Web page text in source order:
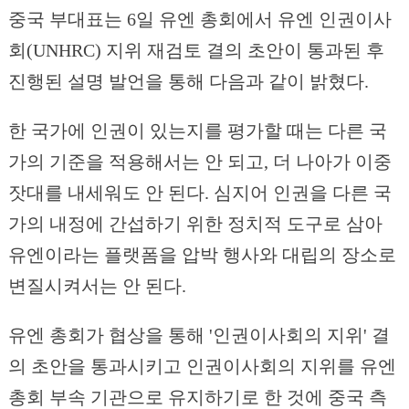
중국 부대표는 6일 유엔 총회에서 유엔 인권이사
회(UNHRC) 지위 재검토 결의 초안이 통과된 후
진행된 설명 발언을 통해 다음과 같이 밝혔다.
한 국가에 인권이 있는지를 평가할 때는 다른 국
가의 기준을 적용해서는 안 되고, 더 나아가 이중
잣대를 내세워도 안 된다. 심지어 인권을 다른 국
가의 내정에 간섭하기 위한 정치적 도구로 삼아
유엔이라는 플랫폼을 압박 행사와 대립의 장소로
변질시켜서는 안 된다.
유엔 총회가 협상을 통해 '인권이사회의 지위' 결
의 초안을 통과시키고 인권이사회의 지위를 유엔
총회 부속 기관으로 유지하기로 한 것에 중국 측